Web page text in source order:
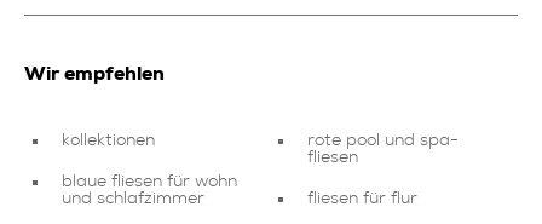
Wir empfehlen
kollektionen
blaue fliesen für wohn
und schlafzimmer
rote pool und spa-
fliesen
fliesen für flur